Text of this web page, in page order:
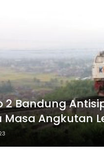
2 Bandung
Masa Angkutan